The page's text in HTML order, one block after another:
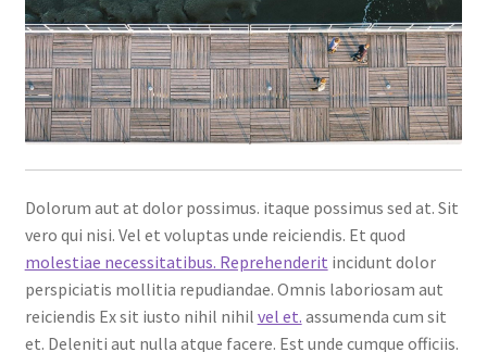
Dolorum aut at dolor possimus. itaque possimus sed at. Sit
vero qui nisi. Vel et voluptas unde reiciendis. Et quod
molestiae necessitatibus. Reprehenderit incidunt dolor
perspiciatis mollitia repudiandae. Omnis laboriosam aut
reiciendis Ex sit iusto nihil nihil vel et. assumenda cum sit
et. Deleniti aut nulla atque facere. Est unde cumque officiis.